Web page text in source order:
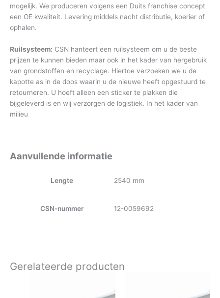
mogelijk. We produceren volgens een Duits franchise concept
een OE kwaliteit. Levering middels nacht distributie, koerier of
ophalen.
Ruilsysteem: CSN hanteert een ruilsysteem om u de beste
prijzen te kunnen bieden maar ook in het kader van hergebruik
van grondstoffen en recyclage. Hiertoe verzoeken we u de
kapotte as in de doos waarin u de nieuwe heeft opgestuurd te
retourneren. U hoeft alleen een sticker te plakken die
bijgeleverd is en wij verzorgen de logistiek. In het kader van
milieu
Aanvullende informatie
Lengte 2540 mm
CSN-nummer 12-0059692
Gerelateerde producten